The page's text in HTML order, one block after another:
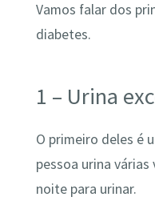
Vamos falar dos
diabetes.
1 – Urina
O primeiro deles é
pessoa urina
noite para urinar.